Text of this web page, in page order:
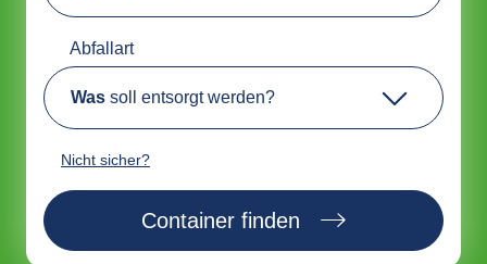
Abfallart
Was soll entsorgt werden?
Nicht sicher?
Container finden